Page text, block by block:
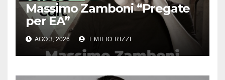
Massimo Zamboni “Pregate
per EA”
AGO 3, 2026 EMILIO RIZZI